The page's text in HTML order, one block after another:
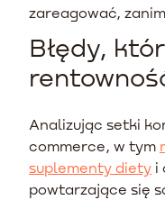
zareagować,
Błędy,
Analizując setki
commerce, w tym
suplementy diety i
powtarzające się